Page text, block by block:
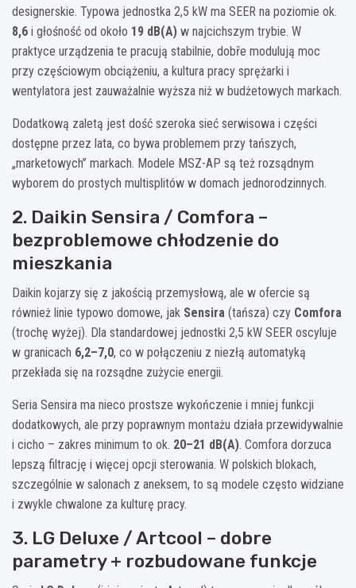
designerskie. Typowa jednostka 2,5 kW ma SEER na poziomie ok.
8,6 i głośność od około 19 dB(A) w najcichszym trybie. W
praktyce urządzenia te pracują stabilnie, dobře modulują moc
przy częściowym obciążeniu, a kultura pracy sprężarki i
wentylatora jest zauważalnie wyższa niż w budżetowych markach.
Dodatkową zaletą jest dość szeroka sieć serwisowa i części
dostępne przez lata, co bywa problemem przy tańszych,
„marketowych” markach. Modele MSZ-AP są też rozsądnym
wyborem do prostych multisplitów w domach jednorodzinnych.
2. Daikin Sensira / Comfora –
bezproblemowe chłodzenie do
mieszkania
Daikin kojarzy się z jakością przemysłową, ale w ofercie są
również linie typowo domowe, jak Sensira (tańsza) czy Comfora
(trochę wyżej). Dla standardowej jednostki 2,5 kW SEER oscyluje
w granicach 6,2–7,0, co w połączeniu z niezłą automatyką
przekłada się na rozsądne zużycie energii.
Seria Sensira ma nieco prostsze wykończenie i mniej funkcji
dodat­kowych, ale przy poprawnym montażu działa przewidywalnie
i cicho – zakres minimum to ok. 20–21 dB(A). Comfora dorzuca
lepszą filtrację i więcej opcji sterowania. W polskich blokach,
szczególnie w salonach z aneksem, to są modele często widziane
i zwykle chwalone za kulturę pracy.
3. LG Deluxe / Artcool – dobre
parametry + rozbudowane funkcje